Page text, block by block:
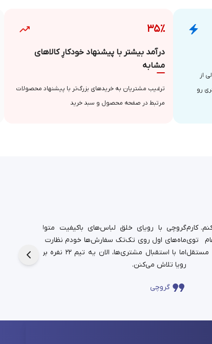
۳۵٪
درآمد بیشتر با پیشنهاد خودکارِ کالاهای
مشابه
ترغیب مشتریان به خریدهای بزرگ‌تر با پیشنهاد محصولات
مرتبط در صفحه محصول و سبد خرید
از
رو
گروچی با رویای خلق لباس‌های باکیفیت متولد شد.
ماه‌های اول روی تک‌تک سفارش‌ها خودم نظارت داشتم،
اما با استقبال مشتری‌ها، الان یه تیم ۲۲ نفره برای این
رویا تلاش می‌کنن.
گروچی
کارم
توی
مستقل